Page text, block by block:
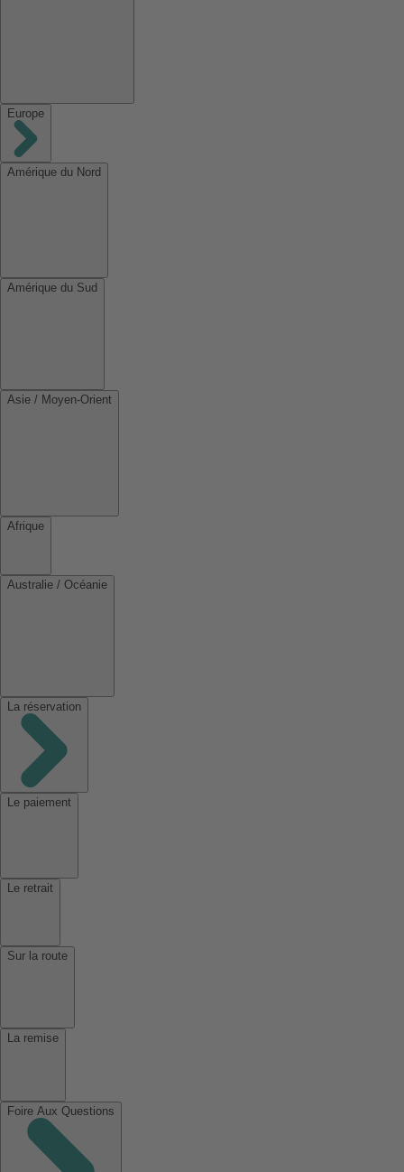
Europe
Amérique du Nord
Amérique du Sud
Asie / Moyen-Orient
Afrique
Australie / Océanie
La réservation
Le paiement
Le retrait
Sur la route
La remise
Foire Aux Questions